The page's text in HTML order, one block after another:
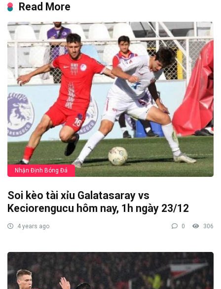
Read More
Nhận Định Bóng Đá
Soi kèo tài xỉu Galatasaray vs
Keciorengucu hôm nay, 1h ngày 23/12
4 years ago 0 306